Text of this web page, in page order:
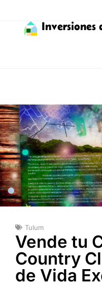
Inversiones
Tulum
Vende tu
Country
de Vida